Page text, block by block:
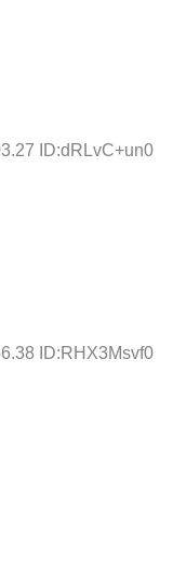
ID:dRLvC+un0
ID:RHX3Msvf0